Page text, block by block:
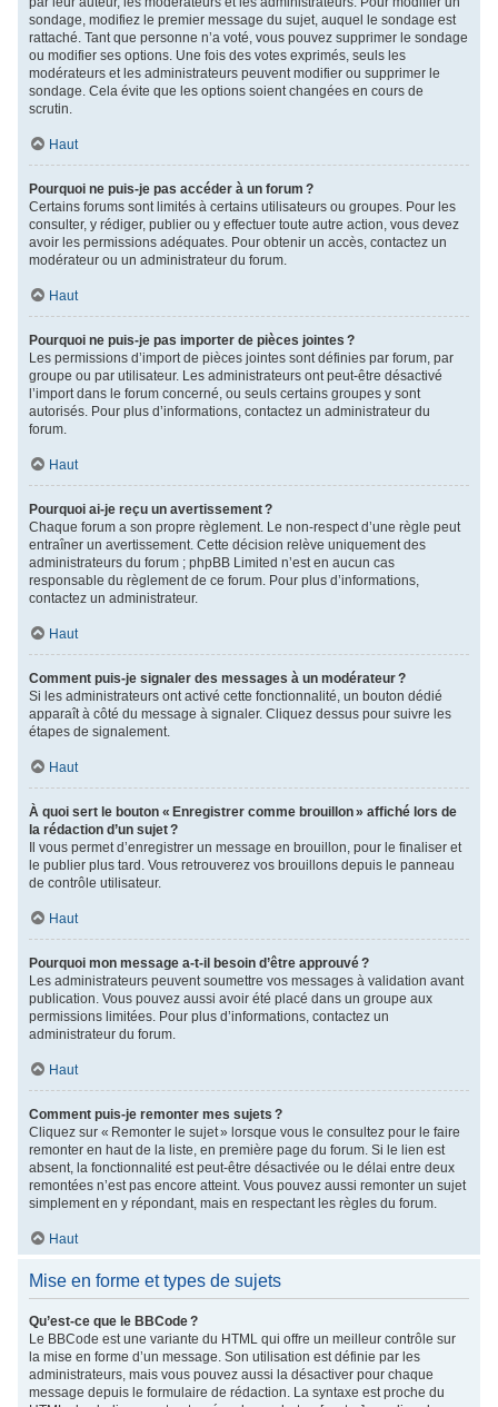
sondage, modifiez le premier message du sujet, auquel le sondage est
rattaché. Tant que personne n’a voté, vous pouvez supprimer le sondage
ou modifier ses options. Une fois des votes exprimés, seuls les
modérateurs et les administrateurs peuvent modifier ou supprimer le
sondage. Cela évite que les options soient changées en cours de
scrutin.
Haut
Pourquoi ne puis-je pas accéder à un forum ?
Certains forums sont limités à certains utilisateurs ou groupes. Pour les
consulter, y rédiger, publier ou y effectuer toute autre action, vous devez
avoir les permissions adéquates. Pour obtenir un accès, contactez un
modérateur ou un administrateur du forum.
Haut
Pourquoi ne puis-je pas importer de pièces jointes ?
Les permissions d’import de pièces jointes sont définies par forum, par
groupe ou par utilisateur. Les administrateurs ont peut-être désactivé
l’import dans le forum concerné, ou seuls certains groupes y sont
autorisés. Pour plus d’informations, contactez un administrateur du
forum.
Haut
Pourquoi ai-je reçu un avertissement ?
Chaque forum a son propre règlement. Le non-respect d’une règle peut
entraîner un avertissement. Cette décision relève uniquement des
administrateurs du forum ; phpBB Limited n’est en aucun cas
responsable du règlement de ce forum. Pour plus d’informations,
contactez un administrateur.
Haut
Comment puis-je signaler des messages à un modérateur ?
Si les administrateurs ont activé cette fonctionnalité, un bouton dédié
apparaît à côté du message à signaler. Cliquez dessus pour suivre les
étapes de signalement.
Haut
À quoi sert le bouton « Enregistrer comme brouillon » affiché lors de
la rédaction d’un sujet ?
Il vous permet d’enregistrer un message en brouillon, pour le finaliser et
le publier plus tard. Vous retrouverez vos brouillons depuis le panneau
de contrôle utilisateur.
Haut
Pourquoi mon message a-t-il besoin d’être approuvé ?
Les administrateurs peuvent soumettre vos messages à validation avant
publication. Vous pouvez aussi avoir été placé dans un groupe aux
permissions limitées. Pour plus d’informations, contactez un
administrateur du forum.
Haut
Comment puis-je remonter mes sujets ?
Cliquez sur « Remonter le sujet » lorsque vous le consultez pour le faire
remonter en haut de la liste, en première page du forum. Si le lien est
absent, la fonctionnalité est peut-être désactivée ou le délai entre deux
remontées n’est pas encore atteint. Vous pouvez aussi remonter un sujet
simplement en y répondant, mais en respectant les règles du forum.
Haut
Mise en forme et types de sujets
Qu’est-ce que le BBCode ?
Le BBCode est une variante du HTML qui offre un meilleur contrôle sur
la mise en forme d’un message. Son utilisation est définie par les
administrateurs, mais vous pouvez aussi la désactiver pour chaque
message depuis le formulaire de rédaction. La syntaxe est proche du